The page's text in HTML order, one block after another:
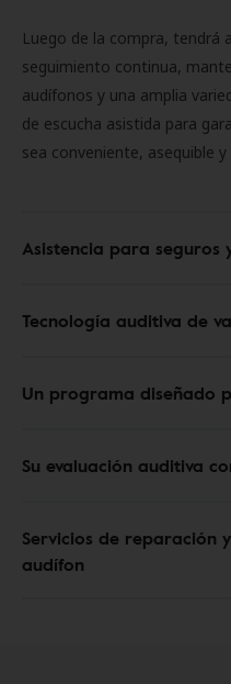
Luego de la compra, tendrá
seguimiento continua,
audífonos y una amplia
de escucha asistida para
sea conveniente, asequible y
Asistencia para seguros
Tecnología auditiva de
Un programa diseñado
Su evaluación auditiva
Servicios de reparación
audífon